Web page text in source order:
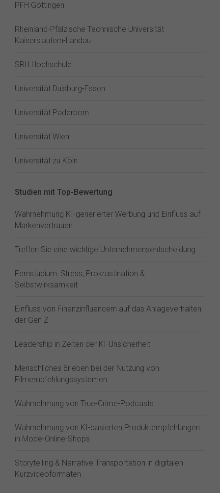
PFH Göttingen
Rheinland-Pfälzische Technische Universität
Kaiserslautern-Landau
SRH Hochschule
Universität Duisburg-Essen
Universität Paderborn
Universität Wien
Universität zu Köln
Studien mit Top-Bewertung
Wahrnehmung KI-generierter Werbung und Einfluss auf
Markenvertrauen
Treffen Sie eine wichtige Unternehmensentscheidung
Fernstudium: Stress, Prokrastination &
Selbstwirksamkeit
Einfluss von Finanzinfluencern auf das Anlageverhalten
der Gen Z⁠
Leadership in Zeiten der KI-Unsicherheit
Menschliches Erleben bei der Nutzung von
Filmempfehlungssystemen
Wahrnehmung von True-Crime-Podcasts
Wahrnehmung von KI-basierten Produktempfehlungen
in Mode-Online-Shops
Storytelling & Narrative Transportation in digitalen
Kurzvideoformaten